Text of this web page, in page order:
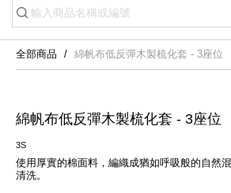
全部商品 綿帆布低反彈木製梳化套 - 3座位
綿帆布低反彈木製梳化套 - 3座位
3S
使用厚實的棉面料，編織成猶如呼吸般的自然
清洗。